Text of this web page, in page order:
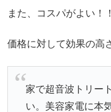
また、コスパがよい！
価格に対して効果の高
家で超音波トリー
い。美容家電に本